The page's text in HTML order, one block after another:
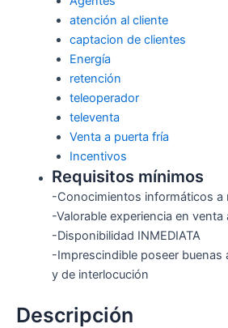
atención al cliente
captacion de clientes
Energía
retención
teleoperador
televenta
Venta a puerta fría
Incentivos
Requisitos mínimos
-Conocimientos informáticos a
-Valorable experiencia en venta
-Disponibilidad INMEDIATA
-Imprescindible poseer buenas
y de interlocución
Descripción